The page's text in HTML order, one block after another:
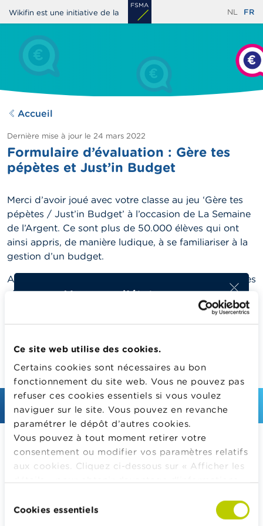
Ce site web utilise des cookies.
Certains cookies sont nécessaires au bon
fonctionnement du site web. Vous ne pouvez pas
refuser ces cookies essentiels si vous voulez
naviguer sur le site. Vous pouvez en revanche
paramétrer le dépôt d’autres cookies.
Vous pouvez à tout moment retirer votre
consentement ou modifier vos paramètres relatifs
aux cookies. Cliquez ci-dessous sur « Afficher les
consultable dans son intégralité
duCookies essentiels
Aller
au
principal
Wikifin est une initiative de la NL FR
Accueil
Dernière mise à jour le 24 mars 2022
Formulaire d’évaluation : Gère tes
pépètes et Just’in Budget
Merci d’avoir joué avec votre classe au jeu ‘Gère tes
pépètes / Just’in Budget’ à l’occasion de La Semaine
de l’Argent. Ce sont plus de 50.000 élèves qui ont
ainsi appris, de manière ludique, à se familiariser à la
gestion d’un budget.
Afin de pouvoir mieux répondre encore à vos attentes
et à vos besoins pour les éditions futures, n’hésitez
pas à nous communiquer votre avis sur le jeu et sur le
matériel pédagogique qui l’accompagnait via ce
avril au plus tard. Ceci ne devrait prendre que 3
minutes de votre temps.
Message d'état
Calculateurs, conseils pratiques, checklists
Hériter